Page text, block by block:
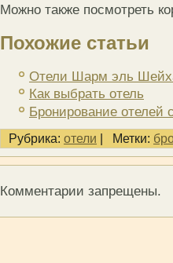
Можно также посмотреть
Похожие статьи
Отели Шарм эль
Как выбрать отель
Бронирование отелей
Рубрика: отели | Метки:
Комментарии запрещены.